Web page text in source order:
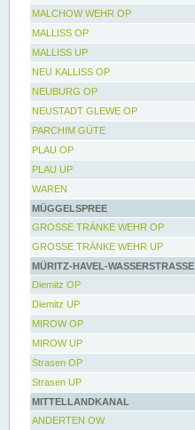
MALCHOW WEHR OP
MALLISS OP
MALLISS UP
NEU KALLISS OP
NEUBURG OP
NEUSTADT GLEWE OP
PARCHIM GÜTE
PLAU OP
PLAU UP
WAREN
MÜGGELSPREE
GROSSE TRÄNKE WEHR OP
GROSSE TRÄNKE WEHR UP
MÜRITZ-HAVEL-WASSERSTRASSE
Diemitz OP
Diemitz UP
MIROW OP
MIROW UP
Strasen OP
Strasen UP
MITTELLANDKANAL
ANDERTEN OW